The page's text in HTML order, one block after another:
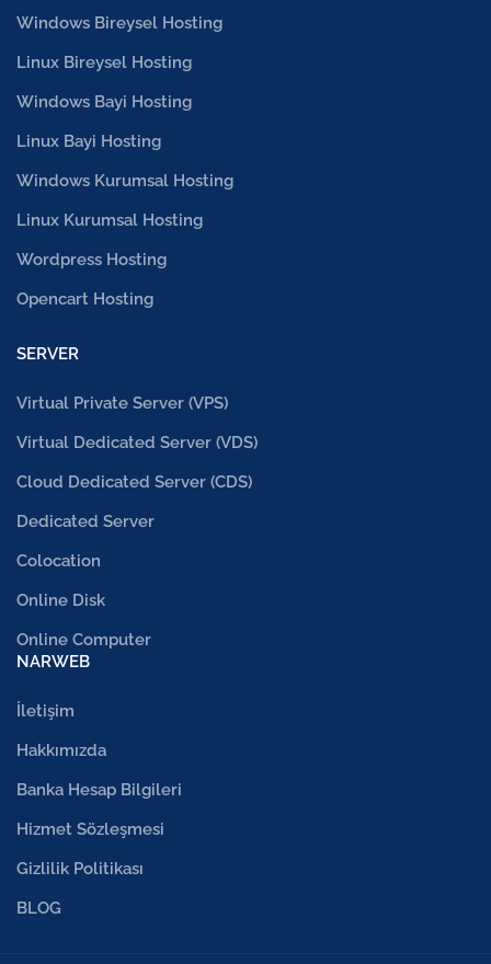
Windows Bireysel Hosting
Linux Bireysel Hosting
Windows Bayi Hosting
Linux Bayi Hosting
Windows Kurumsal Hosting
Linux Kurumsal Hosting
Wordpress Hosting
Opencart Hosting
SERVER
Virtual Private Server (VPS)
Virtual Dedicated Server (VDS)
Cloud Dedicated Server (CDS)
Dedicated Server
Colocation
Online Disk
Online Computer
NARWEB
İletişim
Hakkımızda
Banka Hesap Bilgileri
Hizmet Sözleşmesi
Gizlilik Politikası
BLOG